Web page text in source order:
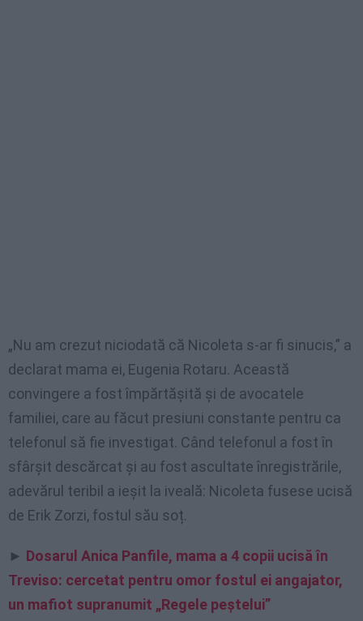
„Nu am crezut niciodată că Nicoleta s-ar fi sinucis,” a
declarat mama ei, Eugenia Rotaru. Această
convingere a fost împărtășită și de avocatele
familiei, care au făcut presiuni constante pentru ca
telefonul să fie investigat. Când telefonul a fost în
sfârșit descărcat și au fost ascultate înregistrările,
adevărul teribil a ieșit la iveală: Nicoleta fusese ucisă
de Erik Zorzi, fostul său soț.
► Dosarul Anica Panfile, mama a 4 copii ucisă în
Treviso: cercetat pentru omor fostul ei angajator,
un mafiot supranumit „Regele peștelui”